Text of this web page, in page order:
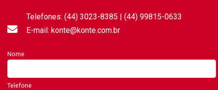
Telefones: (44) 3023-8385 | (44) 99815-0633
E-mail: konte@konte.com.br
Nome
Telefone